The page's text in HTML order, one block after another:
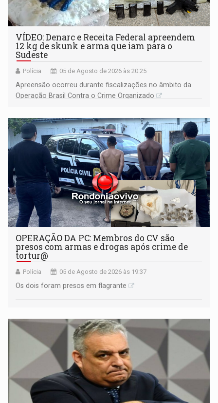
VÍDEO: Denarc e Receita Federal apreendem
12 kg de skunk e arma que iam para o
Sudeste
Polícia 05 de Agosto de 2026 às 20:25
Apreensão ocorreu durante fiscalizações no âmbito da
Operação Brasil Contra o Crime Organizado
OPERAÇÃO DA PC: Membros do CV são
presos com armas e drogas após crime de
tortur@
Polícia 05 de Agosto de 2026 às 19:37
Os dois foram presos em flagrante